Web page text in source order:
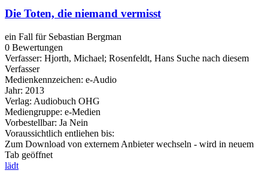
Die Toten, die niemand vermisst
ein Fall für Sebastian Bergman
0 Bewertungen
Verfasser: Hjorth, Michael; Rosenfeldt, Hans Suche nach diesem
Verfasser
Medienkennzeichen: e-Audio
Jahr: 2013
Verlag: Audiobuch OHG
Mediengruppe: e-Medien
Vorbestellbar: Ja Nein
Voraussichtlich entliehen bis:
Zum Download von externem Anbieter wechseln - wird in neuem
Tab geöffnet
lädt